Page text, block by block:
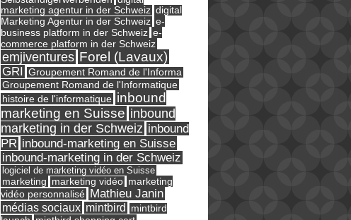
marketing agentur in der Schweiz digital
Marketing Agentur in der Schweiz e-
business platform in der Schweiz e-
commerce platform in der Schweiz
emjiventures Forel (Lavaux)
GRI Groupement Romand de l'Informa
Groupement Romand de l'Informatique
histoire de l'informatique inbound
marketing en Suisse inbound
marketing in der Schweiz inbound
PR inbound-marketing en Suisse
inbound-marketing in der Schweiz
logiciel de marketing vidéo en Suisse
marketing marketing vidéo marketing
vidéo personnalisé Mathieu Janin
médias sociaux mintbird
mintbird